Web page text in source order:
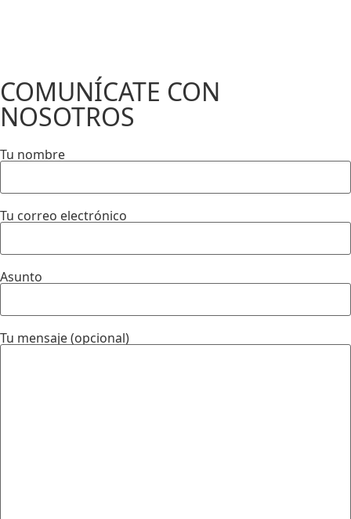
COMUNÍCATE CON
NOSOTROS
Tu nombre
Tu correo electrónico
Asunto
Tu mensaje (opcional)